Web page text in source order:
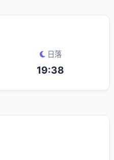
日落
19:38